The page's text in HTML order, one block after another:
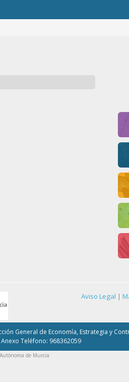
Aviso Legal |
General de Economía, Estrategia y
Anexo Teléfono: 968362059
de Murcia